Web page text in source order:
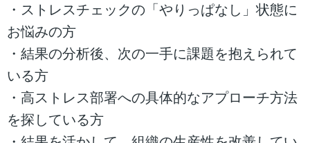
・ストレスチェックの「やりっぱなし」状態に
お悩みの方
・結果の分析後、次の一手に課題を抱えられて
いる方
・高ストレス部署への具体的なアプローチ方法
を探している方